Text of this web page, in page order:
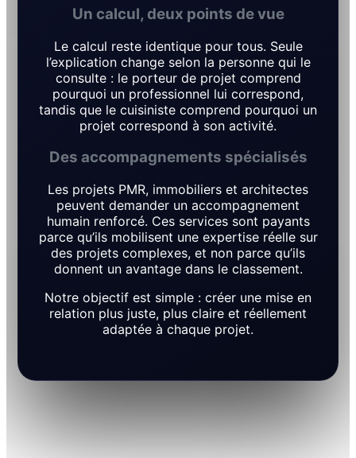
Un calcul, deux points de vue
Le calcul reste identique pour tous. Seule
l’explication change selon la personne qui le
consulte : le porteur de projet comprend
pourquoi un professionnel lui correspond,
tandis que le cuisiniste comprend pourquoi un
projet correspond à son activité.
Des accompagnements spécialisés
Les projets PMR, immobiliers et architectes
peuvent demander un accompagnement
humain renforcé. Ces services sont payants
parce qu’ils mobilisent une expertise réelle sur
des projets complexes, et non parce qu’ils
donnent un avantage dans le classement.
Notre objectif est simple : créer une mise en
relation plus juste, plus claire et réellement
adaptée à chaque projet.